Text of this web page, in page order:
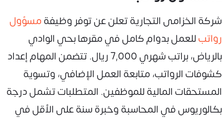
شركة الخزامى التجارية تعلن عن توفر وظيفةمسؤول
رواتبللعمل بدوام كامل في مقرها بحي الوادي
بالرياض، براتب شهري 7,000 ريال. تتضمن المهام إعداد
كشوفات الرواتب، متابعة العمل الإضافي، وتسوية
المستحقات المالية للموظفين. المتطلبات تشمل درجة
بكالوريوس في المحاسبة وخبرة سنة على الأقل في